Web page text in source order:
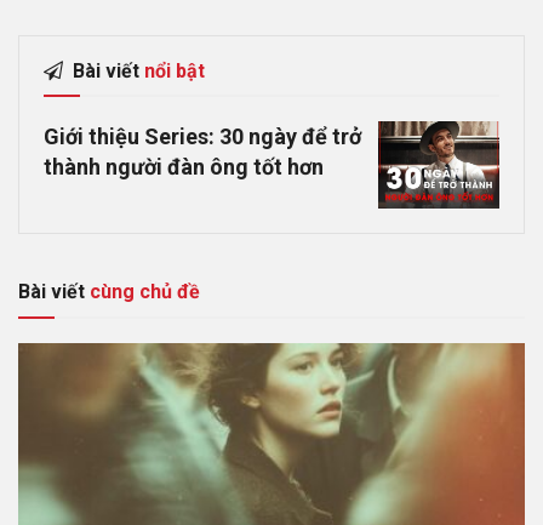
Bài viết nổi bật
Giới thiệu Series: 30 ngày để trở
thành người đàn ông tốt hơn
Bài viết cùng chủ đề